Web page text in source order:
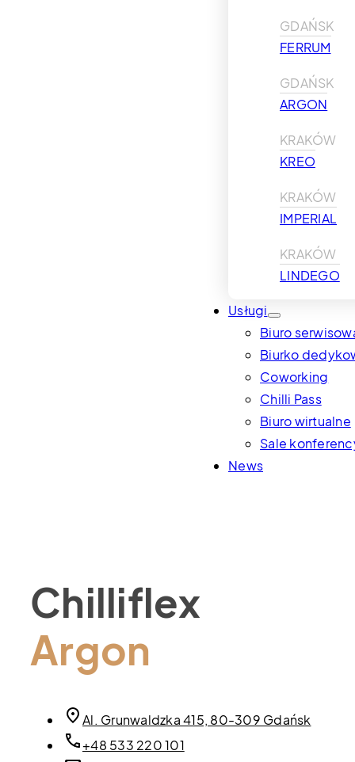
GDAŃSK
FERRUM
GDAŃSK
ARGON
KRAKÓW
KREO
KRAKÓW
IMPERIAL
KRAKÓW
LINDEGO
Usługi
Biuro
Biurko
Coworking
Chilli Pass
Biuro wirtualne
Sale
News
Chilliflex
Argon
Al. Grunwaldzka 415, 80-309 Gdańsk
+48 533 220 101